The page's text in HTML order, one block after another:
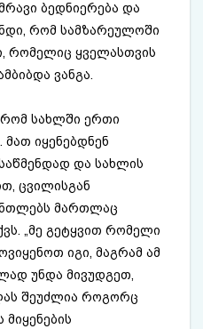
ბედნიერება და
რომ სამზარეულოში
რომელიც ყველასთვის
ვანგა.
სახლში ერთი
იყენებდნენ
და სახლის
ცვილისგან
მართლაც
„მე გეტყვით რომელი
იგი, მაგრამ ამ
უნდა მივუდგეთ,
შეუძლია როგორც
მიყენების